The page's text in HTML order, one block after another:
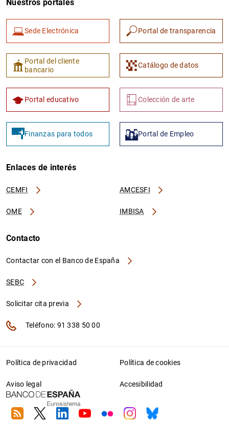
Nuestros portales
Sede Electrónica Portal de transparencia
Portal del cliente
bancario
Catálogo de datos
Portal educativo Colección de arte
Finanzas para todos Portal de Empleo
Enlaces de interés
CEMFI AMCESFI
OME IMBISA
Contacto
Contactar con el Banco de España
SEBC
Solicitar cita previa
Teléfono: 91 338 50 00
Política de privacidad Política de cookies
Aviso legal Accesibilidad
RSS TwitterLinkedin
YoutubeFlickrInstagram
Bluesky